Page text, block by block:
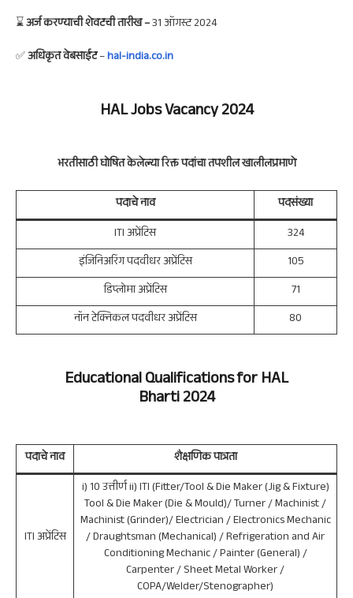
⌛अर्ज करण्याची शेवटची तारीख –31 ऑगस्ट 2024
✅अधिकृत वेबसाईट–hal-india.co.in
HALJobs Vacancy 2024
भरतीसाठी घोषित केलेल्या रिक्त पदांचा तपशीलखालीलप्रमाणे
पदाचे नाव
पदसंख्या
ITI अप्रेंटिस
324
इंजिनिअरिंग पदवीधर अप्रेंटिस
105
डिप्लोमा अप्रेंटिस
71
नॉन टेक्निकल पदवीधर अप्रेंटिस
80
Educational Qualifications for HAL
Bharti 2024
पदाचे नाव शैक्षणिक पात्रता
ITI अप्रेंटिस
i) 10 उत्तीर्ण ii) ITI (Fitter/Tool & Die Maker (Jig & Fixture)
Tool & Die Maker (Die & Mould)/ Turner / Machinist /
Machinist (Grinder)/ Electrician / Electronics Mechanic
/ Draughtsman (Mechanical) / Refrigeration and Air
Conditioning Mechanic / Painter (General) /
Carpenter / Sheet Metal Worker /
COPA/Welder/Stenographer)